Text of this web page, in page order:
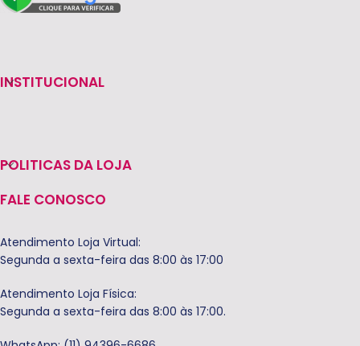
INSTITUCIONAL
POLITICAS DA LOJA
FALE CONOSCO
Atendimento Loja Virtual:
Segunda a sexta-feira das 8:00 às 17:00
Atendimento Loja Física:
Segunda a sexta-feira das 8:00 às 17:00.